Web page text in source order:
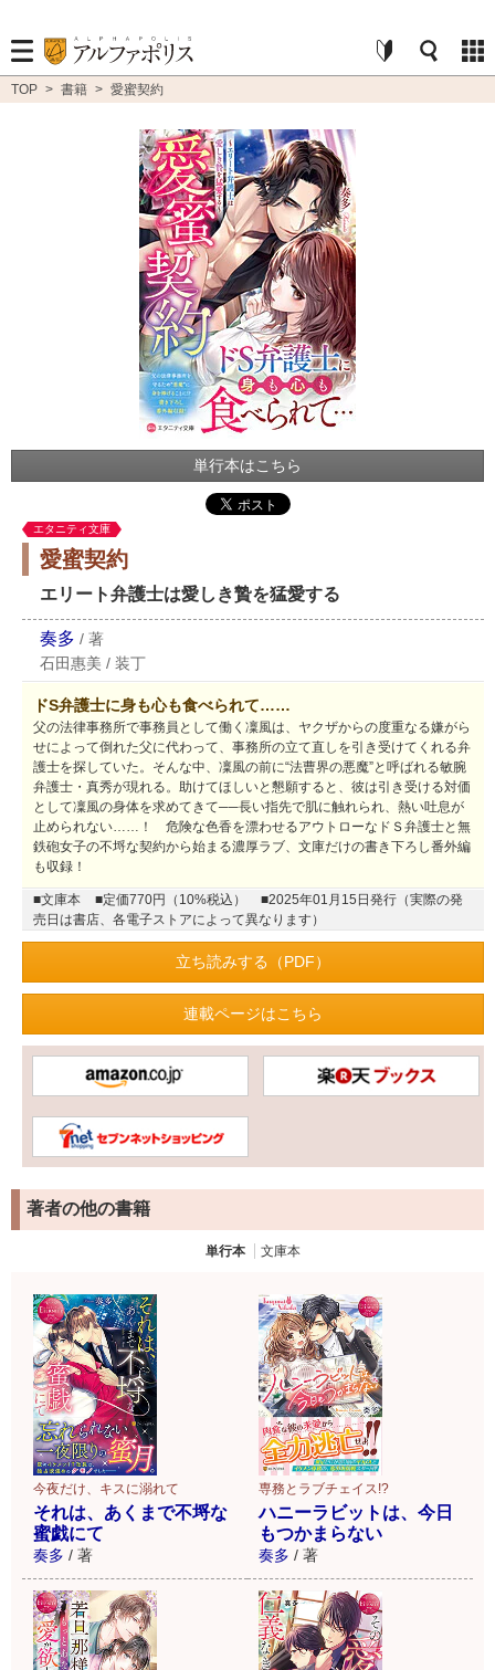
TOP > 書籍 > 愛蜜契約
単行本はこちら
エタニティ文庫
愛蜜契約
エリート弁護士は愛しき贄を猛愛する
奏多 / 著
石田惠美 / 装丁
ドS弁護士に身も心も食べられて……
父の法律事務所で事務員として働く凜風は、ヤクザからの度重なる嫌がら
せによって倒れた父に代わって、事務所の立て直しを引き受けてくれる弁
護士を探していた。そんな中、凜風の前に“法曹界の悪魔”と呼ばれる敏腕
弁護士・真秀が現れる。助けてほしいと懇願すると、彼は引き受ける対価
として凜風の身体を求めてきて──長い指先で肌に触れられ、熱い吐息が
止められない……！ 危険な色香を漂わせるアウトローなドＳ弁護士と無
鉄砲女子の不埒な契約から始まる濃厚ラブ、文庫だけの書き下ろし番外編
も収録！
■文庫本 ■定価770円（10%税込）
■2025年01月15日発行（実際の発
売日は書店、各電子ストアによって異なります）
立ち読みする（PDF）
連載ページはこちら
著者の他の書籍
単行本 文庫本
今夜だけ、キスに溺れて
それは、あくまで不埒な
蜜戯にて
奏多 / 著
専務とラブチェイス!?
ハニーラビットは、今日
もつかまらない
奏多 / 著